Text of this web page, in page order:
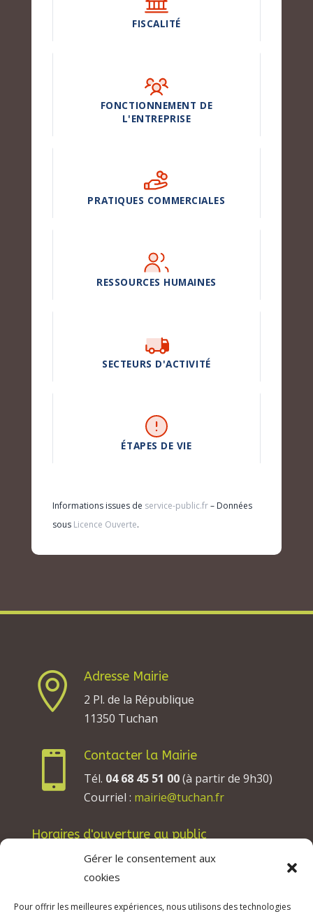
Gérer le consentement aux
cookies
Pour offrir les meilleures expériences, nous utilisons des technologies
FISCALITÉ
FONCTIONNEMENT DE
L'ENTREPRISE
PRATIQUES COMMERCIALES
RESSOURCES HUMAINES
SECTEURS D'ACTIVITÉ
ÉTAPES DE VIE
Informations issues de service-public.fr– Données
sous Licence Ouverte.

Adresse Mairie
2 Pl. de la République
11350 Tuchan

Contacter la Mairie
Tél. 04 68 45 51 00(à partir de 9h30)
Courriel : mairie@tuchan.fr
Horaires d'ouverture au public
Les lundis, mardis et jeudis : de 8h à 12h et de
13h30 à 17h30.